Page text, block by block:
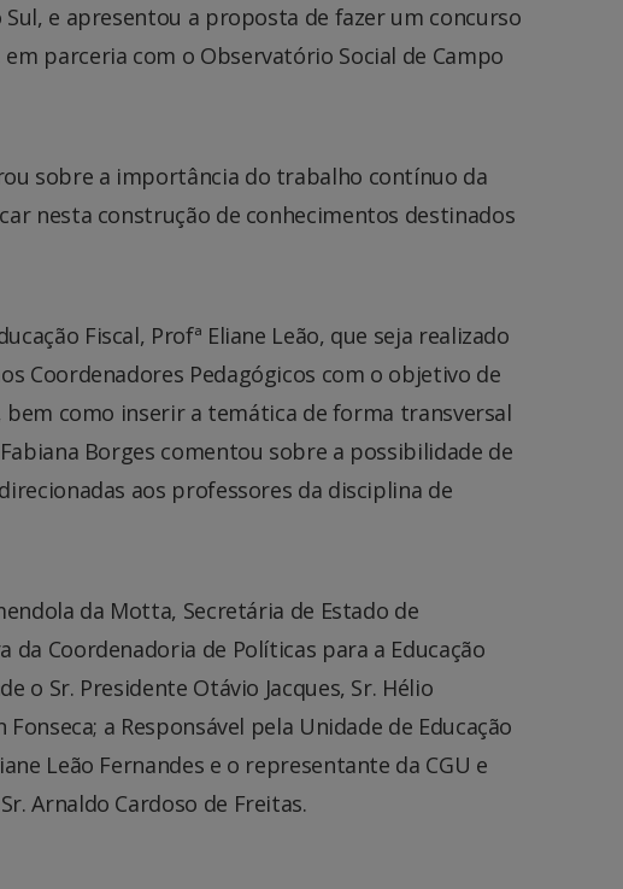
e apresentou a proposta de fazer um concurso
parceria com o Observatório Social de Campo
sobre a importância do trabalho contínuo da
nesta construção de conhecimentos destinados
Fiscal, Profª Eliane Leão, que seja realizado
Coordenadores Pedagógicos com o objetivo de
bem como inserir a temática de forma transversal
Borges comentou sobre a possibilidade de
aos professores da disciplina de
da Motta, Secretária de Estado de
da Coordenadoria de Políticas para a Educação
o Sr. Presidente Otávio Jacques, Sr. Hélio
a Responsável pela Unidade de Educação
Leão Fernandes e o representante da CGU e
Arnaldo Cardoso de Freitas.